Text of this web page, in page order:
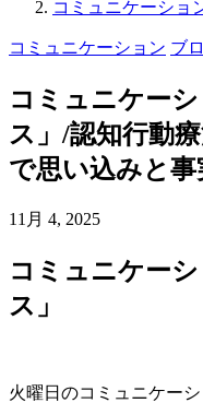
コミュニケーショ
コミュニケーション ブ
コミュニケー
ス」/認知行動
で思い込みと事
11月 4, 2025
コミュニケー
ス」
火曜日のコミュニケー